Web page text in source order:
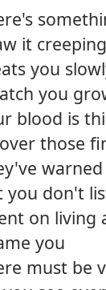
it
you
you
blood is
those
you don't
on living
you
must be